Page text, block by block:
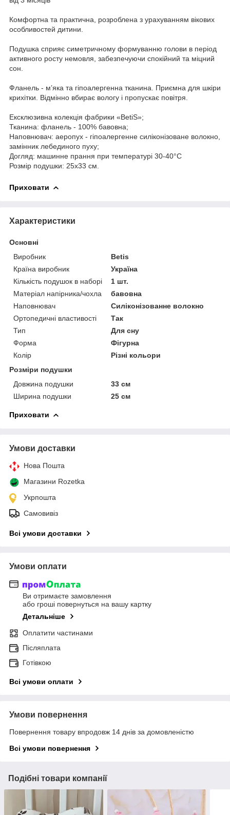
Комфортна та практична, розроблена з урахуванням вікових
особливостей дитини.
Подушка сприяє симетричному формуванню голови в період
активного росту немовля, забезпечуючи спокійний та міцний
сон.
Фланель - м’яка та гіпоалергенна тканина. Приємна для шкіри
крихітки. Відмінно вбирає вологу і пропускає повітря.
Ексклюзивна колекція фабрики «ВetiS»;
Тканина: фланель - 100% бавовна;
Наповнювач: аеропух - гіпоалергенне силіконізоване волокно,
замінник лебединого пуху;
Догляд: машинне прання при температурі 30-40°C
Розмір подушки: 25х33 см.
Приховати
Характеристики
Основні
Виробник
Betis
Країна виробник
Україна
Кількість подушок в наборі
1 шт.
Матеріал напірника/чохла
бавовна
Наповнювач
Силіконізованне волокно
Ортопедичні властивості
Так
Тип
Для сну
Форма
Фігурна
Колір
Різні кольори
Розміри подушки
Довжина подушки
33 см
Ширина подушки
25 см
Приховати
Умови доставки
Нова Пошта
Магазини Rozetka
Укрпошта
Самовивіз
Всі умови доставки
Умови оплати
Ви отримаєте замовлення
або гроші повернуться на вашу картку
Детальніше
Оплатити частинами
Післяплата
Готівкою
Всі умови оплати
Умови повернення
Повернення товару впродовж 14 днів за домовленістю
Всі умови повернення
Подібні товари компанії